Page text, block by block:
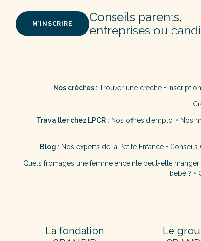
M’INSCRIRE
Conseils parents,
entreprises ou
Nos crèches : Trouver une crèche •
Travailler chez LPCR : Nos offres d’emploi • Nos
Blog : Nos experts de la Petite Enfance • Conseils
Quels fromages une femme enceinte peut-elle manger
bébé ? •
La fondation
Le